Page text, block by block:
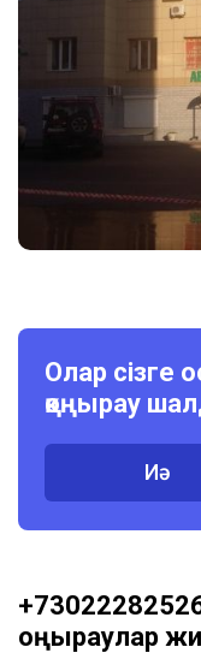
Олар сізге
қоңырау
Иә
қоңыраулар